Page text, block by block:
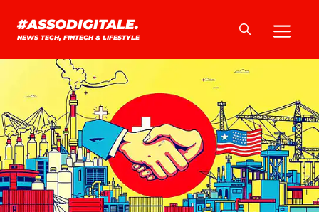
#ASSODIGITALE.
NEWS TECH, FINTECH & LIFESTYLE